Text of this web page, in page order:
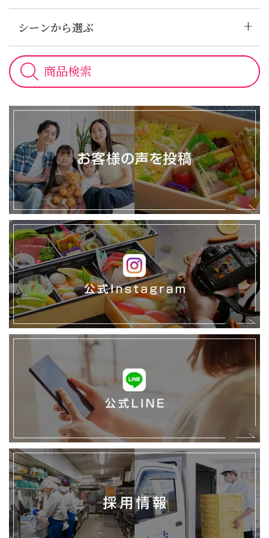
シーンから選ぶ +
様
の
声
イ
ン
ス
タ
グ
ラ
ム
LINE
採
用
情
報